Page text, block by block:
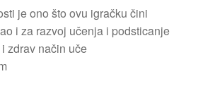
je ono što ovu igračku čini
i za razvoj učenja i podsticanje
zdrav način uče